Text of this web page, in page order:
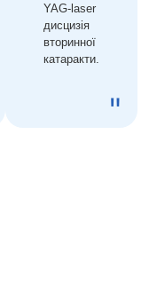
YAG-laser
дисцизія
вторинної
катаракти.